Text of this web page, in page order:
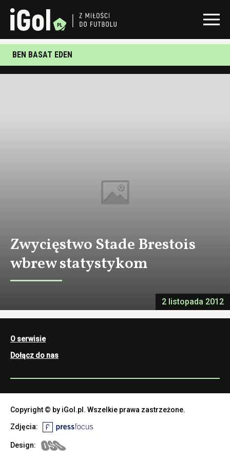
BEN BASAT EDEN
2 listopada 2012
Zwycięstwo Stade Brestois
wbrew statystykom
O serwisie
Dołącz do nas
Copyright © by iGol.pl. Wszelkie prawa zastrzeżone.
Zdjęcia:
Design: